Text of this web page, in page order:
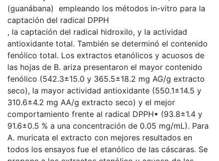
(guanábana) empleando los métodos in-vitro para la
captación del radical DPPH
, la captación del radical hidroxilo, y la actividad
antioxidante total. También se determinó el contenido
fenólico total. Los extractos etanólicos y acuosos de
las hojas de B. ariza presentaron el mayor contenido
fenólico (542.3±15.0 y 365.5±18.2 mg AG/g extracto
seco), la mayor actividad antioxidante (550.1±14.5 y
310.6±4.2 mg AA/g extracto seco) y el mejor
comportamiento frente al radical DPPH• (93.8±1.4 y
91.6±0.5 % a una concentración de 0.05 mg/mL). Para
A. muricata el extracto con mejores resultados en
todos los ensayos fue el etanólico de las cáscaras. Se